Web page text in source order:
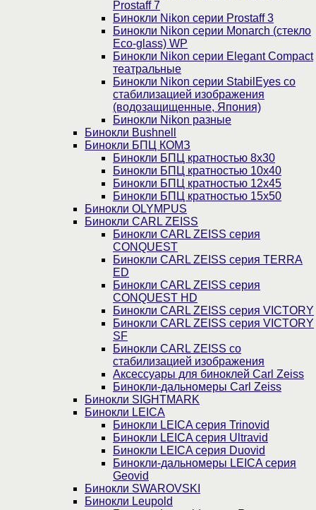
Prostaff 7
Бинокли Nikon серии Prostaff 3
Бинокли Nikon серии Monarch (стекло
Eco-glass) WP
Бинокли Nikon серии Elegant Compact
театральные
Бинокли Nikon серии StabilEyes со
стабилизацией изображения
(водозащищенные, Япония)
Бинокли Nikon разные
Бинокли Bushnell
Бинокли БПЦ КОМЗ
Бинокли БПЦ кратностью 8х30
Бинокли БПЦ кратностью 10х40
Бинокли БПЦ кратностью 12х45
Бинокли БПЦ кратностью 15х50
Бинокли OLYMPUS
Бинокли CARL ZEISS
Бинокли CARL ZEISS серия
CONQUEST
Бинокли CARL ZEISS серия TERRA
ED
Бинокли CARL ZEISS серия
CONQUEST HD
Бинокли CARL ZEISS серия VICTORY
Бинокли CARL ZEISS серия VICTORY
SF
Бинокли CARL ZEISS со
стабилизацией изображения
Аксессуары для биноклей Carl Zeiss
Бинокли-дальномеры Carl Zeiss
Бинокли SIGHTMARK
Бинокли LEICA
Бинокли LEICA серия Trinovid
Бинокли LEICA серия Ultravid
Бинокли LEICA серия Duovid
Бинокли-дальномеры LEICA серия
Geovid
Бинокли SWAROVSKI
Бинокли Leupold